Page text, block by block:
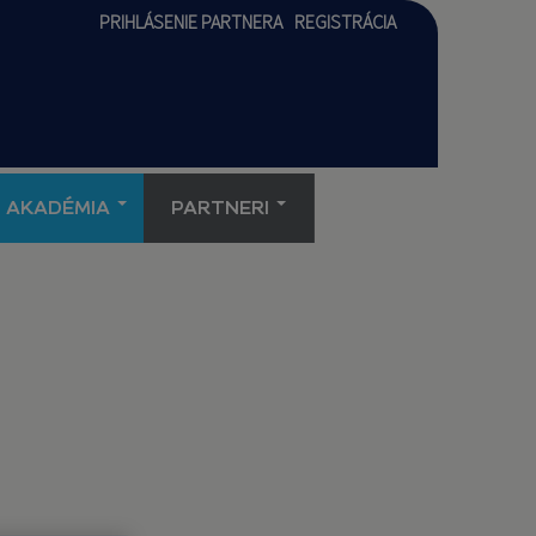
PRIHLÁSENIE PARTNERA REGISTRÁCIA
AKADÉMIA PARTNERI